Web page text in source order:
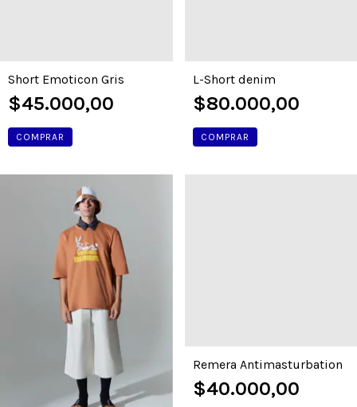
Short Emoticon Gris
$45.000,00
COMPRAR
L-Short denim
$80.000,00
COMPRAR
Remera Antimasturbation
$40.000,00